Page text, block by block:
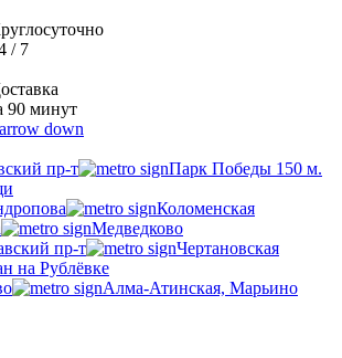
/ 7
90 минут
пр-т
Парк Победы 150 м.
Коломенская
Медведково
пр-т
Чертановская
на Рублёвке
Алма-Атинская, Марьино